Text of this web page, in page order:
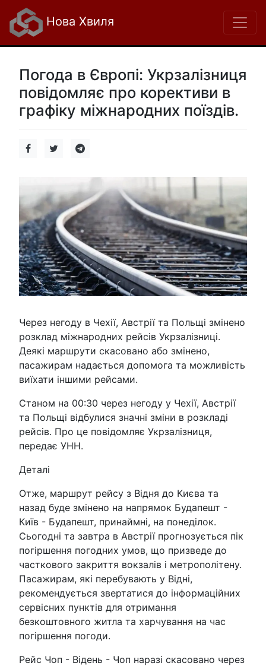
Нова Хвиля
Погода в Європі: Укрзалізниця
повідомляє про корективи в
графіку міжнародних поїздів.
Через негоду в Чехії, Австрії та Польщі змінено
розклад міжнародних рейсів Укрзалізниці.
Деякі маршрути скасовано або змінено,
пасажирам надається допомога та можливість
виїхати іншими рейсами.
Станом на 00:30 через негоду у Чехії, Австрії
та Польщі відбулися значні зміни в розкладі
рейсів. Про це повідомляє Укрзалізниця,
передає УНН.
Деталі
Отже, маршрут рейсу з Відня до Києва та
назад буде змінено на напрямок Будапешт -
Київ - Будапешт, принаймні, на понеділок.
Сьогодні та завтра в Австрії прогнозується пік
погіршення погодних умов, що призведе до
часткового закриття вокзалів і метрополітену.
Пасажирам, які перебувають у Відні,
рекомендується звертатися до інформаційних
сервісних пунктів для отримання
безкоштовного житла та харчування на час
погіршення погоди.
Рейс Чоп - Відень - Чоп наразі скасовано через